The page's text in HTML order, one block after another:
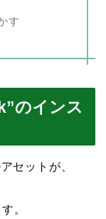
す
のインス
セットが、
。